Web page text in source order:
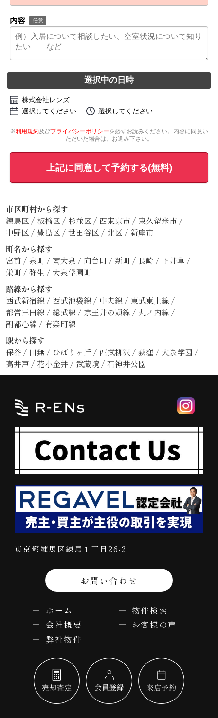
内容 任意
選択中の日時
株式会社レンズ
選択してください
選択してください
※利用規約及びプライバシーポリシーを必ずお読みください。内容に同意い
ただいた場合は、お進み下さい。
上記に同意して予約する(無料)
市区町村から探す
練馬区 / 板橋区 / 杉並区 / 西東京市 / 東久留米市 /
中野区 / 豊島区 / 世田谷区 / 北区 / 新座市
町名から探す
宮前 / 泉町/ 南大泉 / 向台町/ 新町/ 長崎 / 下井草 /
栄町/ 弥生 / 大泉学園町
路線から探す
西武新宿線/ 西武池袋線/ 中央線/ 東武東上線/
都営三田線/ 総武線/ 京王井の頭線/ 丸ノ内線/
副都心線/ 有楽町線
駅から探す
保谷 / 田無 / ひばりヶ丘/ 西武柳沢 / 荻窪 / 大泉学園 /
高井戸 / 花小金井 / 武蔵境/ 石神井公園
東京都練馬区練馬１丁目26-2
お問い合わせ
ホーム
物件検索
会社概要
お客様の声
弊社物件